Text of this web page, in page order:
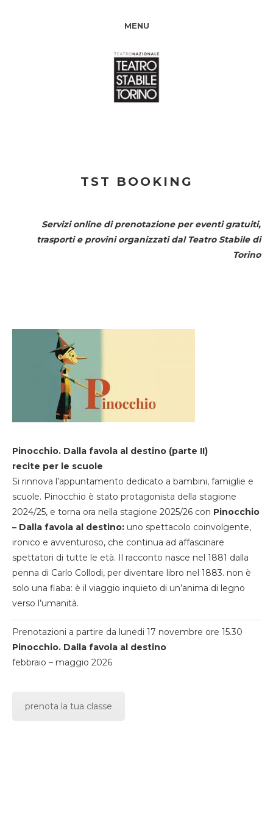
MENU
TST BOOKING
Servizi online di prenotazione per eventi gratuiti,
trasporti e provini organizzati dal Teatro Stabile di
Torino
Pinocchio. Dalla favola al destino (parte II)
recite per le scuole
Si rinnova l’appuntamento dedicato a bambini, famiglie e
scuole. Pinocchio è stato protagonista della stagione
2024/25, e torna ora nella stagione 2025/26 con Pinocchio
– Dalla favola al destino: uno spettacolo coinvolgente,
ironico e avventuroso, che continua ad affascinare
spettatori di tutte le età. Il racconto nasce nel 1881 dalla
penna di Carlo Collodi, per diventare libro nel 1883. non è
solo una fiaba: è il viaggio inquieto di un’anima di legno
verso l’umanità.
Prenotazioni a partire da lunedi 17 novembre ore 15.30
Pinocchio. Dalla favola al destino
febbraio – maggio 2026
prenota la tua classe